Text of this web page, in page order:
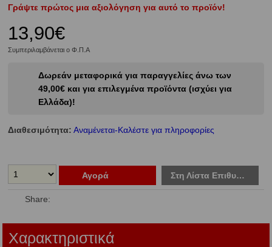
Γράψτε πρώτος μια αξιολόγηση για αυτό το προϊόν!
13,90€
Συμπεριλαμβάνεται ο Φ.Π.Α
Δωρεάν μεταφορικά για παραγγελίες άνω των
49,00€ και για επιλεγμένα προϊόντα (ισχύει για
Ελλάδα)!
Διαθεσιμότητα: Αναμένεται-Καλέστε για πληροφορίες
Αγορά Στη Λίστα Επιθυμιών
Share:
Χαρακτηριστικά